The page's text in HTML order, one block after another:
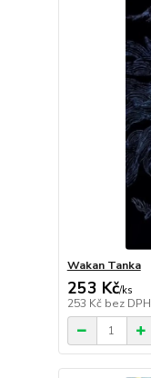
Wakan Tanka
253 Kč/ks
253 Kč bez DPH